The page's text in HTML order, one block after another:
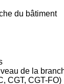
du bâtiment
de la
CGT, CGT-FO)